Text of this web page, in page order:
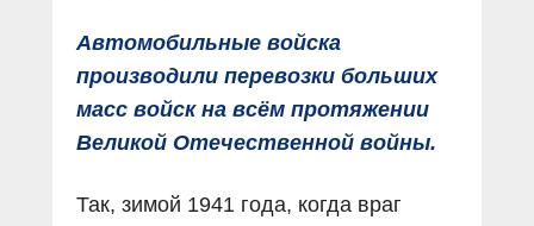
Автомобильные войска
производили перевозки больших
масс войск на всём протяжении
Великой Отечественной войны.
Так, зимой 1941 года, когда враг